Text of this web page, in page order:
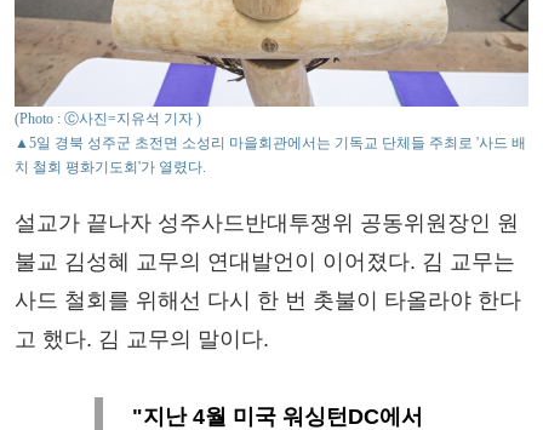
(Photo : Ⓒ사진=지유석 기자 )
▲5일 경북 성주군 초전면 소성리 마을회관에서는 기독교 단체들 주최로 '사드 배
치 철회 평화기도회'가 열렸다.
설교가 끝나자 성주사드반대투쟁위 공동위원장인 원
불교 김성혜 교무의 연대발언이 이어졌다. 김 교무는
사드 철회를 위해선 다시 한 번 촛불이 타올라야 한다
고 했다. 김 교무의 말이다.
"지난 4월 미국 워싱턴DC에서